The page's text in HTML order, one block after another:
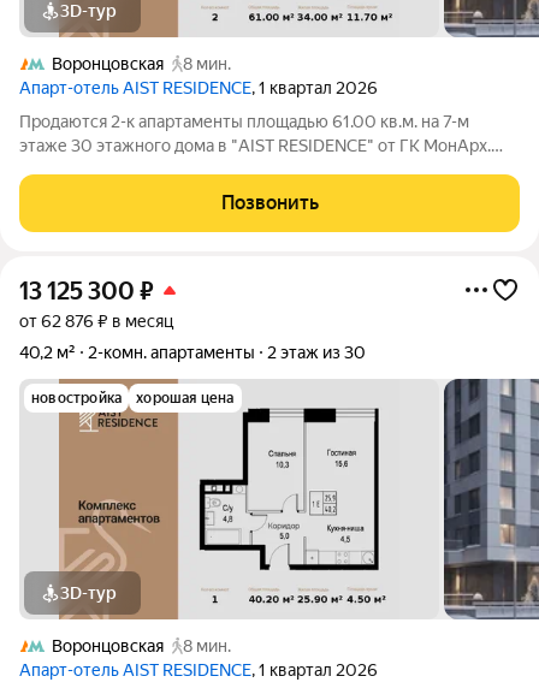
3D-тур
Воронцовская
8 мин.
Апарт-отель AIST RESIDENCE, 1 квартал 2026
Продаются 2-к апартаменты площадью 61.00 кв.м. на 7-м
этаже 30 этажного дома в "AIST RESIDENCE" от ГК МонАрх.
стремится к гармонии между динамичной городской жизнью и
отдыхом на природе.
Позвонить
13 125 300 ₽
от 62 876 ₽ в месяц
40,2 м²
2-комн. апартаменты 2 этаж из 30
новостройка хорошая цена
3D-тур
Воронцовская
8 мин.
Апарт-отель AIST RESIDENCE, 1 квартал 2026